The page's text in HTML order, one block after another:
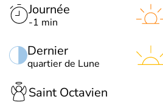
Journée
-1 min
Dernier
quartier de Lune
Saint Octavien